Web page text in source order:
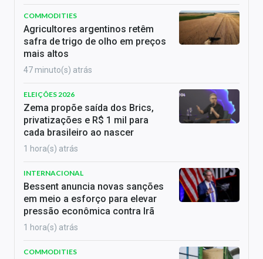
COMMODITIES
Agricultores argentinos retêm
safra de trigo de olho em preços
mais altos
47 minuto(s) atrás
ELEIÇÕES 2026
Zema propõe saída dos Brics,
privatizações e R$ 1 mil para
cada brasileiro ao nascer
1 hora(s) atrás
INTERNACIONAL
Bessent anuncia novas sanções
em meio a esforço para elevar
pressão econômica contra Irã
1 hora(s) atrás
COMMODITIES